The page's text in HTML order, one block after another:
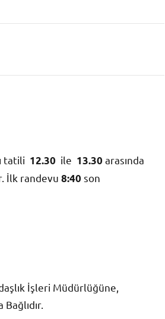
tatili 12.30 ile 13.30 arasında
İlk randevu 8:40 son
İşleri Müdürlüğüne,